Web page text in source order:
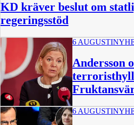
KD kräver beslut om
regeringsstöd
6 AUGUSTI
Andersson
6 AUGUSTI